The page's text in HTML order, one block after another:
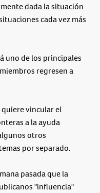
dada la situación
cada vez más
uno de los principales
regresen a
vincular el
a la ayuda
otros
por separado.
pasada que la
"influencia"